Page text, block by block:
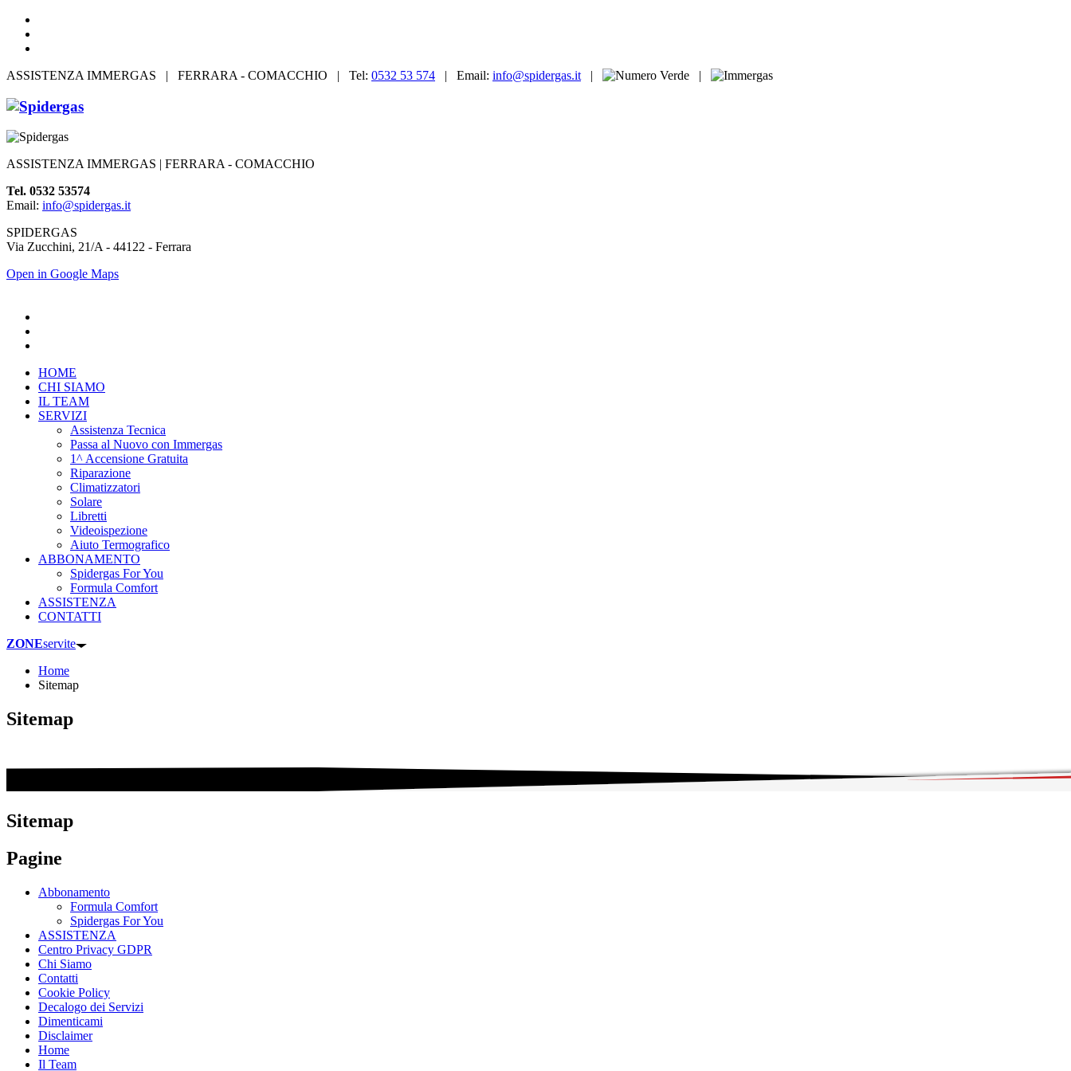
ASSISTENZA IMMERGAS | FERRARA - COMACCHIO | Tel: 0532 53 574 | Email: info@spidergas.it | |
ASSISTENZA IMMERGAS | FERRARA - COMACCHIO
Tel. 0532 53574
Email: info@spidergas.it
SPIDERGAS
Via Zucchini, 21/A - 44122 - Ferrara
Open in Google Maps
HOME
CHI SIAMO
IL TEAM
SERVIZI
Assistenza Tecnica
Passa al Nuovo con Immergas
1^ Accensione Gratuita
Riparazione
Climatizzatori
Solare
Libretti
Videoispezione
Aiuto Termografico
ABBONAMENTO
Spidergas For You
Formula Comfort
ASSISTENZA
CONTATTI
ZONEservite
Home
Sitemap
Sitemap
Sitemap
Pagine
Abbonamento
Formula Comfort
Spidergas For You
ASSISTENZA
Centro Privacy GDPR
Chi Siamo
Contatti
Cookie Policy
Decalogo dei Servizi
Dimenticami
Disclaimer
Home
Il Team